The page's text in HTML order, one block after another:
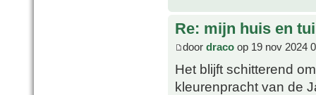
Re: mijn huis en
door draco op 19 nov 2024
Het blijft schitterend
kleurenpracht van de